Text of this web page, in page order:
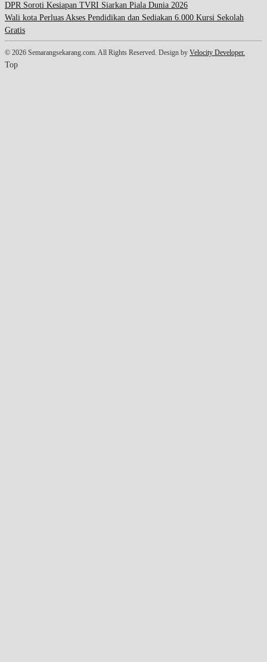
DPR Soroti Kesiapan TVRI Siarkan Piala Dunia 2026
Wali kota Perluas Akses Pendidikan dan Sediakan 6.000 Kursi Sekolah
Gratis
© 2026 Semarangsekarang.com. All Rights Reserved. Design by Velocity Developer.
Top